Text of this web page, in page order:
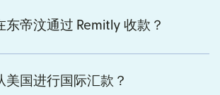
东帝汶通过 Remitly 收款？
美国进行国际汇款？